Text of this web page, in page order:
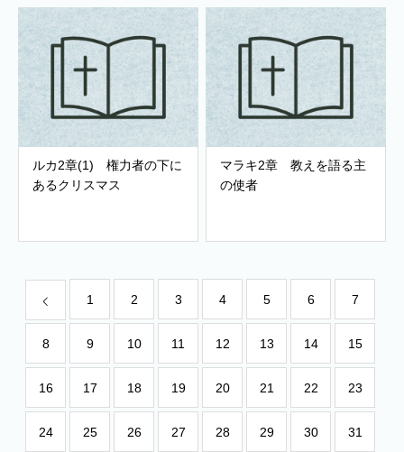
ルカ2章(1) 権力者の下に
あるクリスマス
マラキ2章 教えを語る主
の使者
1 2 3 4 5 6 7
8 9 10 11 12 13 14 15
16 17 18 19 20 21 22 23
24 25 26 27 28 29 30 31